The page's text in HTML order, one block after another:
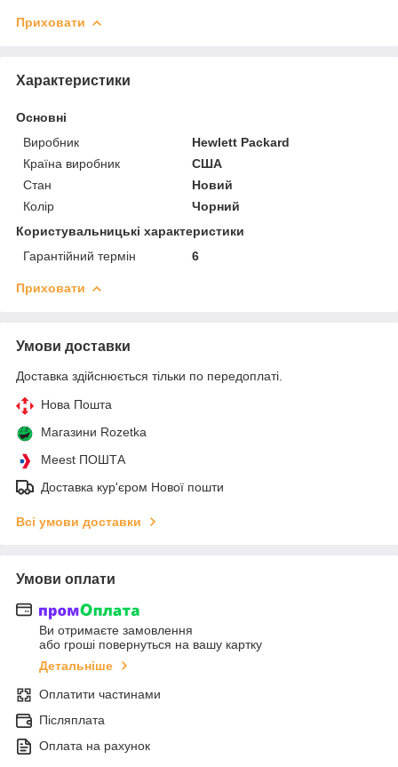
Приховати
Характеристики
Основні
Виробник
Hewlett Packard
Країна виробник
США
Стан
Новий
Колір
Чорний
Користувальницькі характеристики
Гарантійний термін
6
Приховати
Умови доставки
Доставка здійснюється тільки по передоплаті.
Нова Пошта
Магазини Rozetka
Meest ПОШТА
Доставка кур'єром Нової пошти
Всі умови доставки
Умови оплати
Ви отримаєте замовлення
або гроші повернуться на вашу картку
Детальніше
Оплатити частинами
Післяплата
Оплата на рахунок